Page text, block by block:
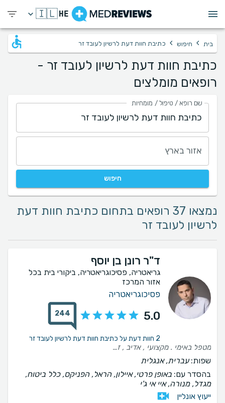
HE
🇮🇱
בית › חיפוש › כתיבת חוות דעת לרשיון לעובד זר
כתיבת חוות דעת לרשיון לעובד זר -
רופאים מומלצים
שם רופא / טיפול / מומחיות
אזור בארץ
חיפוש
נמצאו 37 רופאים בתחום כתיבת חוות דעת
לרשיון לעובד זר
ד"ר רונן בן יוסף
גריאטריה, פסיכוגריאטריה, ביקורי בית בכל
אזור המרכז
פסיכוגריאטריה
5.0
244
2 חוות דעת על כתיבת חוות דעת לרשיון לעובד זר
מטפל באימי . מקצועי , אדיב , זמין להתייעצות לאחר ביקור , מאוד סובלני . הגענו אליו לאחר שטיפל בהצלחה והחזיר לחיים את חמותי .
שפות:עברית, אנגלית
בהסדר עם: באופן פרטי, איילון, הראל, הפניקס, כלל ביטוח,
מגדל, מנורה, איי אי ג'י
ייעוץ אונליין